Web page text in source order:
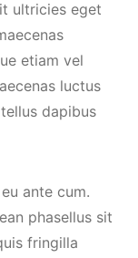
ultricies eget
etiam vel
luctus
dapibus
ante cum.
phasellus sit
fringilla